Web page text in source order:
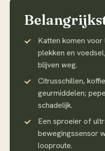
Katten komen
plekken en
blijven weg.
Citrusschillen,
geurmiddelen;
schadelijk.
Een sproeier of
bewegingssensor
looproute.